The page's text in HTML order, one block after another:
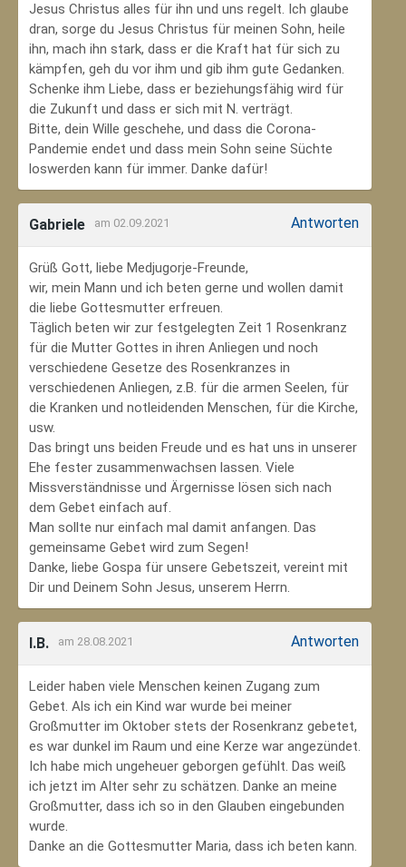
Jesus Christus alles für ihn und uns regelt. Ich glaube
dran, sorge du Jesus Christus für meinen Sohn‚ heile
ihn, mach ihn stark, dass er die Kraft hat für sich zu
kämpfen, geh du vor ihm und gib ihm gute Gedanken.
Schenke ihm Liebe, dass er beziehungsfähig wird für
die Zukunft und dass er sich mit N. verträgt.
Bitte, dein Wille geschehe, und dass die Corona-
Pandemie endet und dass mein Sohn seine Süchte
loswerden kann für immer. Danke dafür!
Gabriele am 02.09.2021 Antworten
Grüß Gott, liebe Medjugorje-Freunde,
wir, mein Mann und ich beten gerne und wollen damit
die liebe Gottesmutter erfreuen.
Täglich beten wir zur festgelegten Zeit 1 Rosenkranz
für die Mutter Gottes in ihren Anliegen und noch
verschiedene Gesetze des Rosenkranzes in
verschiedenen Anliegen, z.B. für die armen Seelen, für
die Kranken und notleidenden Menschen, für die Kirche,
usw.
Das bringt uns beiden Freude und es hat uns in unserer
Ehe fester zusammenwachsen lassen. Viele
Missverständnisse und Ärgernisse lösen sich nach
dem Gebet einfach auf.
Man sollte nur einfach mal damit anfangen. Das
gemeinsame Gebet wird zum Segen!
Danke, liebe Gospa für unsere Gebetszeit, vereint mit
Dir und Deinem Sohn Jesus, unserem Herrn.
I.B. am 28.08.2021 Antworten
Leider haben viele Menschen keinen Zugang zum
Gebet. Als ich ein Kind war wurde bei meiner
Großmutter im Oktober stets der Rosenkranz gebetet,
es war dunkel im Raum und eine Kerze war angezündet.
Ich habe mich ungeheuer geborgen gefühlt. Das weiß
ich jetzt im Alter sehr zu schätzen. Danke an meine
Großmutter, dass ich so in den Glauben eingebunden
wurde.
Danke an die Gottesmutter Maria, dass ich beten kann.